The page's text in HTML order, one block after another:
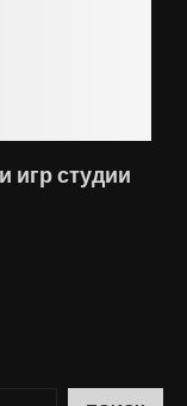
игр студии